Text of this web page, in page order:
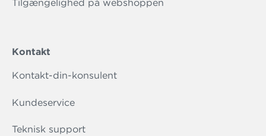
Tilgængelighed på webshoppen
Kontakt
Kontakt-din-konsulent
Kundeservice
Teknisk support